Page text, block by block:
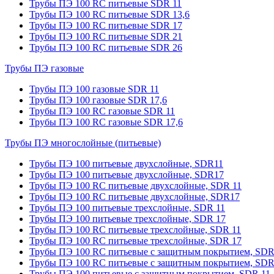
Трубы ПЭ 100 RC питьевые SDR 11
Трубы ПЭ 100 RC питьевые SDR 13,6
Трубы ПЭ 100 RC питьевые SDR 17
Трубы ПЭ 100 RC питьевые SDR 21
Трубы ПЭ 100 RC питьевые SDR 26
Трубы ПЭ газовые
Трубы ПЭ 100 газовые SDR 11
Трубы ПЭ 100 газовые SDR 17,6
Трубы ПЭ 100 RC газовые SDR 11
Трубы ПЭ 100 RC газовые SDR 17,6
Трубы ПЭ многослойные (питьевые)
Трубы ПЭ 100 питьевые двухслойные, SDR11
Трубы ПЭ 100 питьевые двухслойные, SDR17
Трубы ПЭ 100 RC питьевые двухслойные, SDR 11
Трубы ПЭ 100 RC питьевые двухслойные, SDR17
Трубы ПЭ 100 питьевые трехслойные, SDR 11
Трубы ПЭ 100 питьевые трехслойные, SDR 17
Трубы ПЭ 100 RC питьевые трехслойные, SDR 11
Трубы ПЭ 100 RC питьевые трехслойные, SDR 17
Трубы ПЭ 100 RC питьевые с защитным покрытием, SDR
Трубы ПЭ 100 RC питьевые с защитным покрытием,